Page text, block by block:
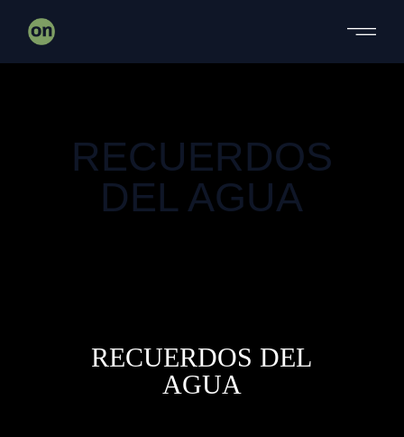
RECUERDOS
DEL AGUA
RECUERDOS DEL
AGUA